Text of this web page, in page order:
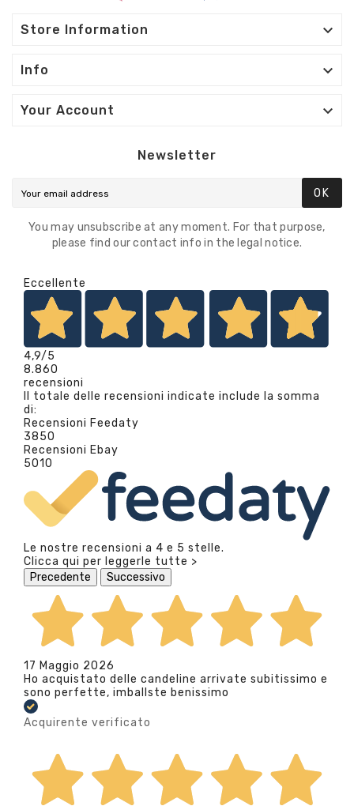
Store Information 
Info 
Your Account 
Newsletter
OK
You may unsubscribe at any moment. For that purpose,
please find our contact info in the legal notice.
Eccellente
4,9/5
8.860
recensioni
Il totale delle recensioni indicate include la somma
di:
Recensioni Feedaty
3850
Recensioni Ebay
5010
Le nostre recensioni a 4 e 5 stelle.
Clicca qui per leggerle tutte >
Precedente
Successivo
17 Maggio 2026
Ho acquistato delle candeline arrivate subitissimo e
sono perfette, imballste benissimo
Acquirente verificato